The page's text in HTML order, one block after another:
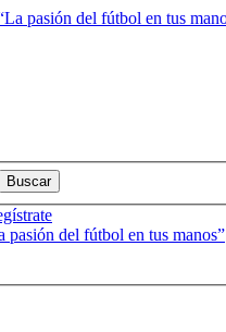
pasión del fútbol en tus manos”